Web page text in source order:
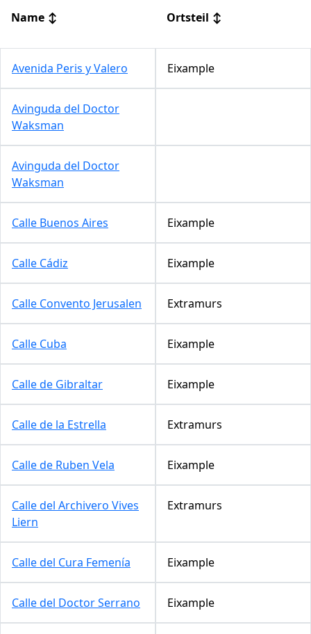
Name ↕ Ortsteil ↕
Avenida Peris y Valero Eixample
Avinguda del Doctor
Waksman
Avinguda del Doctor
Waksman
Calle Buenos Aires Eixample
Calle Cádiz Eixample
Calle Convento Jerusalen Extramurs
Calle Cuba Eixample
Calle de Gibraltar Eixample
Calle de la Estrella Extramurs
Calle de Ruben Vela Eixample
Calle del Archivero Vives
Liern
Extramurs
Calle del Cura Femenía Eixample
Calle del Doctor Serrano Eixample